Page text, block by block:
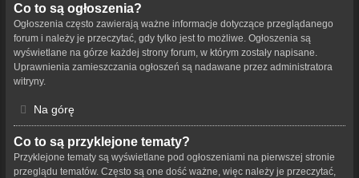
Co to są ogłoszenia?
Ogłoszenia często zawierają ważne informacje dotyczące przeglądanego
forum i należy je przeczytać, gdy tylko jest to możliwe. Ogłoszenia są
wyświetlane na górze każdej strony forum, w którym zostały napisane.
Uprawnienia zamieszczania ogłoszeń są nadawane przez administratora
witryny.
Na górę
Co to są przyklejone tematy?
Przyklejone tematy są wyświetlane pod ogłoszeniami na pierwszej stronie
przeglądu tematów. Często są one dość ważne, więc należy je przeczytać,